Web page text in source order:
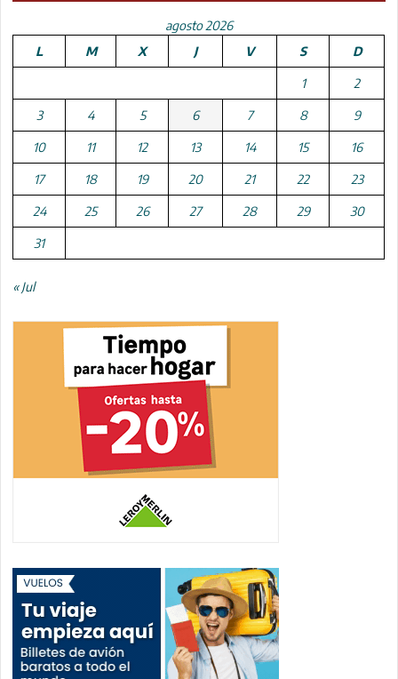
agosto 2026
L
M X J V S D
1 2
3 4 5 6 7 8 9
10 11 12 13 14 15 16
17 18 19 20 21 22 23
24 25 26 27 28 29 30
31
« Jul